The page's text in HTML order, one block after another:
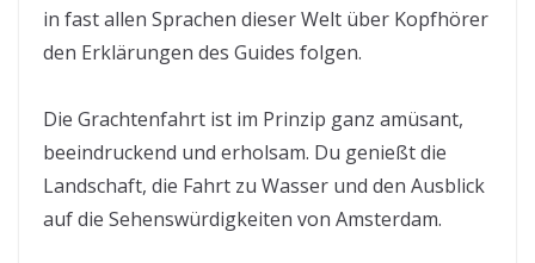
in fast allen Sprachen dieser Welt über Kopfhörer
den Erklärungen des Guides folgen.
Die Grachtenfahrt ist im Prinzip ganz amüsant,
beeindruckend und erholsam. Du genießt die
Landschaft, die Fahrt zu Wasser und den Ausblick
auf die Sehenswürdigkeiten von Amsterdam.